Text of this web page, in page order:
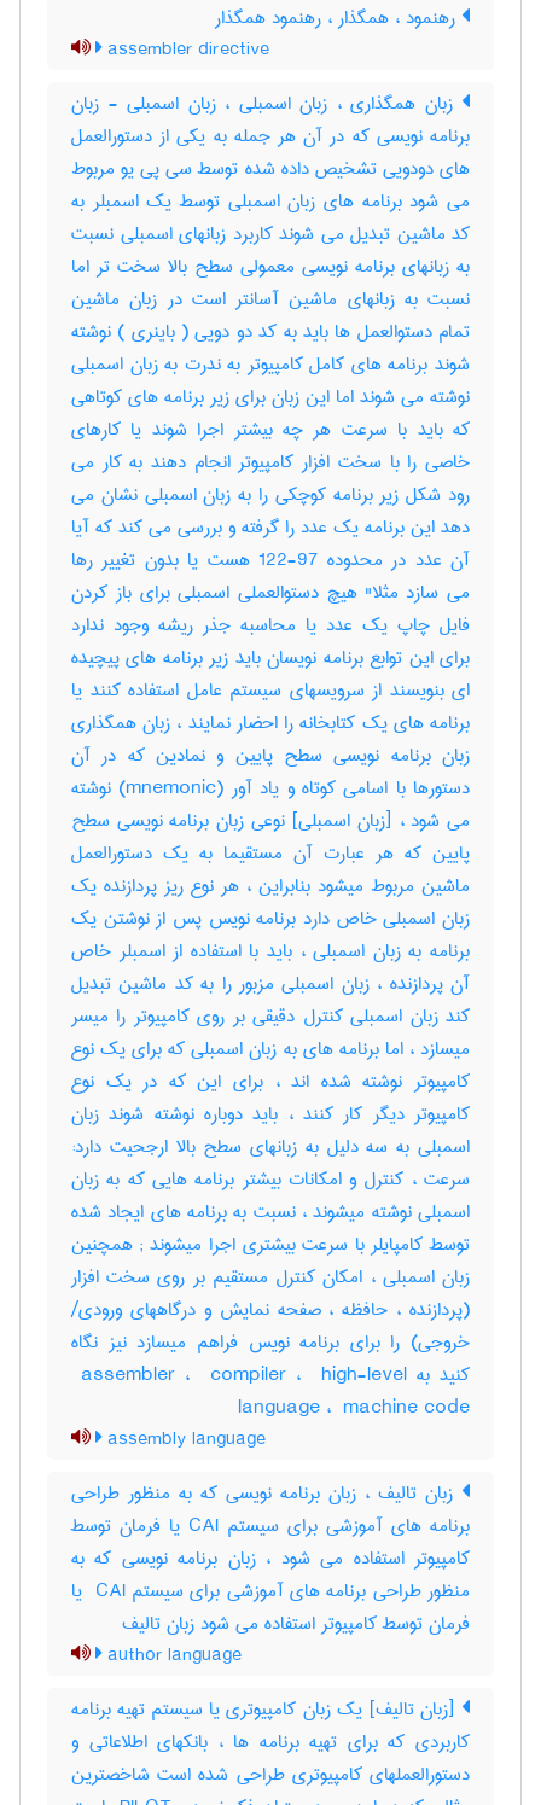
رهنمود ، همگذار ، رهنمود همگذار
assembler directive
زبان همگذاری ، زبان اسمبلی ، زبان اسمبلی - زبان
برنامه نویسی که در آن هر جمله به یکی از دستورالعمل
های دودویی تشخیص داده شده توسط سی پی یو مربوط
می شود برنامه های زبان اسمبلی توسط یک اسمبلر به
کد ماشین تبدیل می شوند کاربرد زبانهای اسمبلی نسبت
به زبانهای برنامه نویسی معمولی سطح بالا سخت تر اما
نسبت به زبانهای ماشین آسانتر است در زبان ماشین
تمام دستوالعمل ها باید به کد دو دویی ( باینری ) نوشته
شوند برنامه های کامل کامپیوتر به ندرت به زبان اسمبلی
نوشته می شوند اما این زبان برای زیر برنامه های کوتاهی
که باید با سرعت هر چه بیشتر اجرا شوند یا کارهای
خاصی را با سخت افزار کامپیوتر انجام دهند به کار می
رود شکل زیر برنامه کوچکی را به زبان اسمبلی نشان می
دهد این برنامه یک عدد را گرفته و بررسی می کند که آیا
آن عدد در محدوده 97-122 هست یا بدون تغییر رها
می سازد مثلا" هیچ دستوالعملی اسمبلی برای باز کردن
فایل چاپ یک عدد یا محاسبه جذر ریشه وجود ندارد
برای این توابع برنامه نویسان باید زیر برنامه های پیچیده
ای بنویسند از سرویسهای سیستم عامل استفاده کنند یا
برنامه های یک کتابخانه را احضار نمایند ، زبان همگذاری
زبان برنامه نویسی سطح پایین و نمادین که در آن
دستورها با اسامی کوتاه و یاد آور (mnemonic) نوشته
می شود ، [زبان اسمبلی] نوعی زبان برنامه نویسی سطح
پایین که هر عبارت آن مستقیما به یک دستورالعمل
ماشین مربوط میشود بنابراین ، هر نوع ریز پردازنده یک
زبان اسمبلی خاص دارد برنامه نویس پس از نوشتن یک
برنامه به زبان اسمبلی ، باید با استفاده از اسمبلر خاص
آن پردازنده ، زبان اسمبلی مزبور را به کد ماشین تبدیل
کند زبان اسمبلی کنترل دقیقی بر روی کامپیوتر را میسر
میسازد ، اما برنامه های به زبان اسمبلی که برای یک نوع
کامپیوتر نوشته شده اند ، برای این که در یک نوع
کامپیوتر دیگر کار کنند ، باید دوباره نوشته شوند زبان
اسمبلی به سه دلیل به زبانهای سطح بالا ارجحیت دارد:
سرعت ، کنترل و امکانات بیشتر برنامه هایی که به زبان
اسمبلی نوشته میشوند ، نسبت به برنامه های ایجاد شده
توسط کامپایلر با سرعت بیشتری اجرا میشوند‎ ; همچنین
زبان اسمبلی ، امکان کنترل مستقیم بر روی سخت افزار
(پردازنده ، حافظه ، صفحه نمایش و درگاههای ورودی‎/
خروجی) را برای برنامه نویس فراهم میسازد نیز نگاه
کنید به ‎ assembler ، ‎ compiler ، ‎ high-level
language ، ‎ machine code
assembly language
زبان تالیف ، زبان برنامه نویسی که به منظور طراحی
برنامه های آموزشی برای سیستم CAI یا فرمان توسط
کامپیوتر استفاده می شود ، زبان برنامه نویسی که به
منظور طراحی برنامه های آموزشی برای سیستم ‎ CAI یا
فرمان توسط کامپیوتر استفاده می شود زبان تالیف
author language
[زبان تالیف] یک زبان کامپیوتری یا سیستم تهیه برنامه
کاربردی که برای تهیه برنامه ها ، بانکهای اطلاعاتی و
دستورالعملهای کامپیوتری طراحی شده است شاخصترین